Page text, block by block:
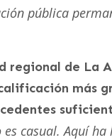
pública
regional de La
más
es casual. Aquí